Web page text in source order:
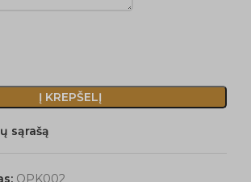
Į KREPŠELĮ
sąrašą
OPK002